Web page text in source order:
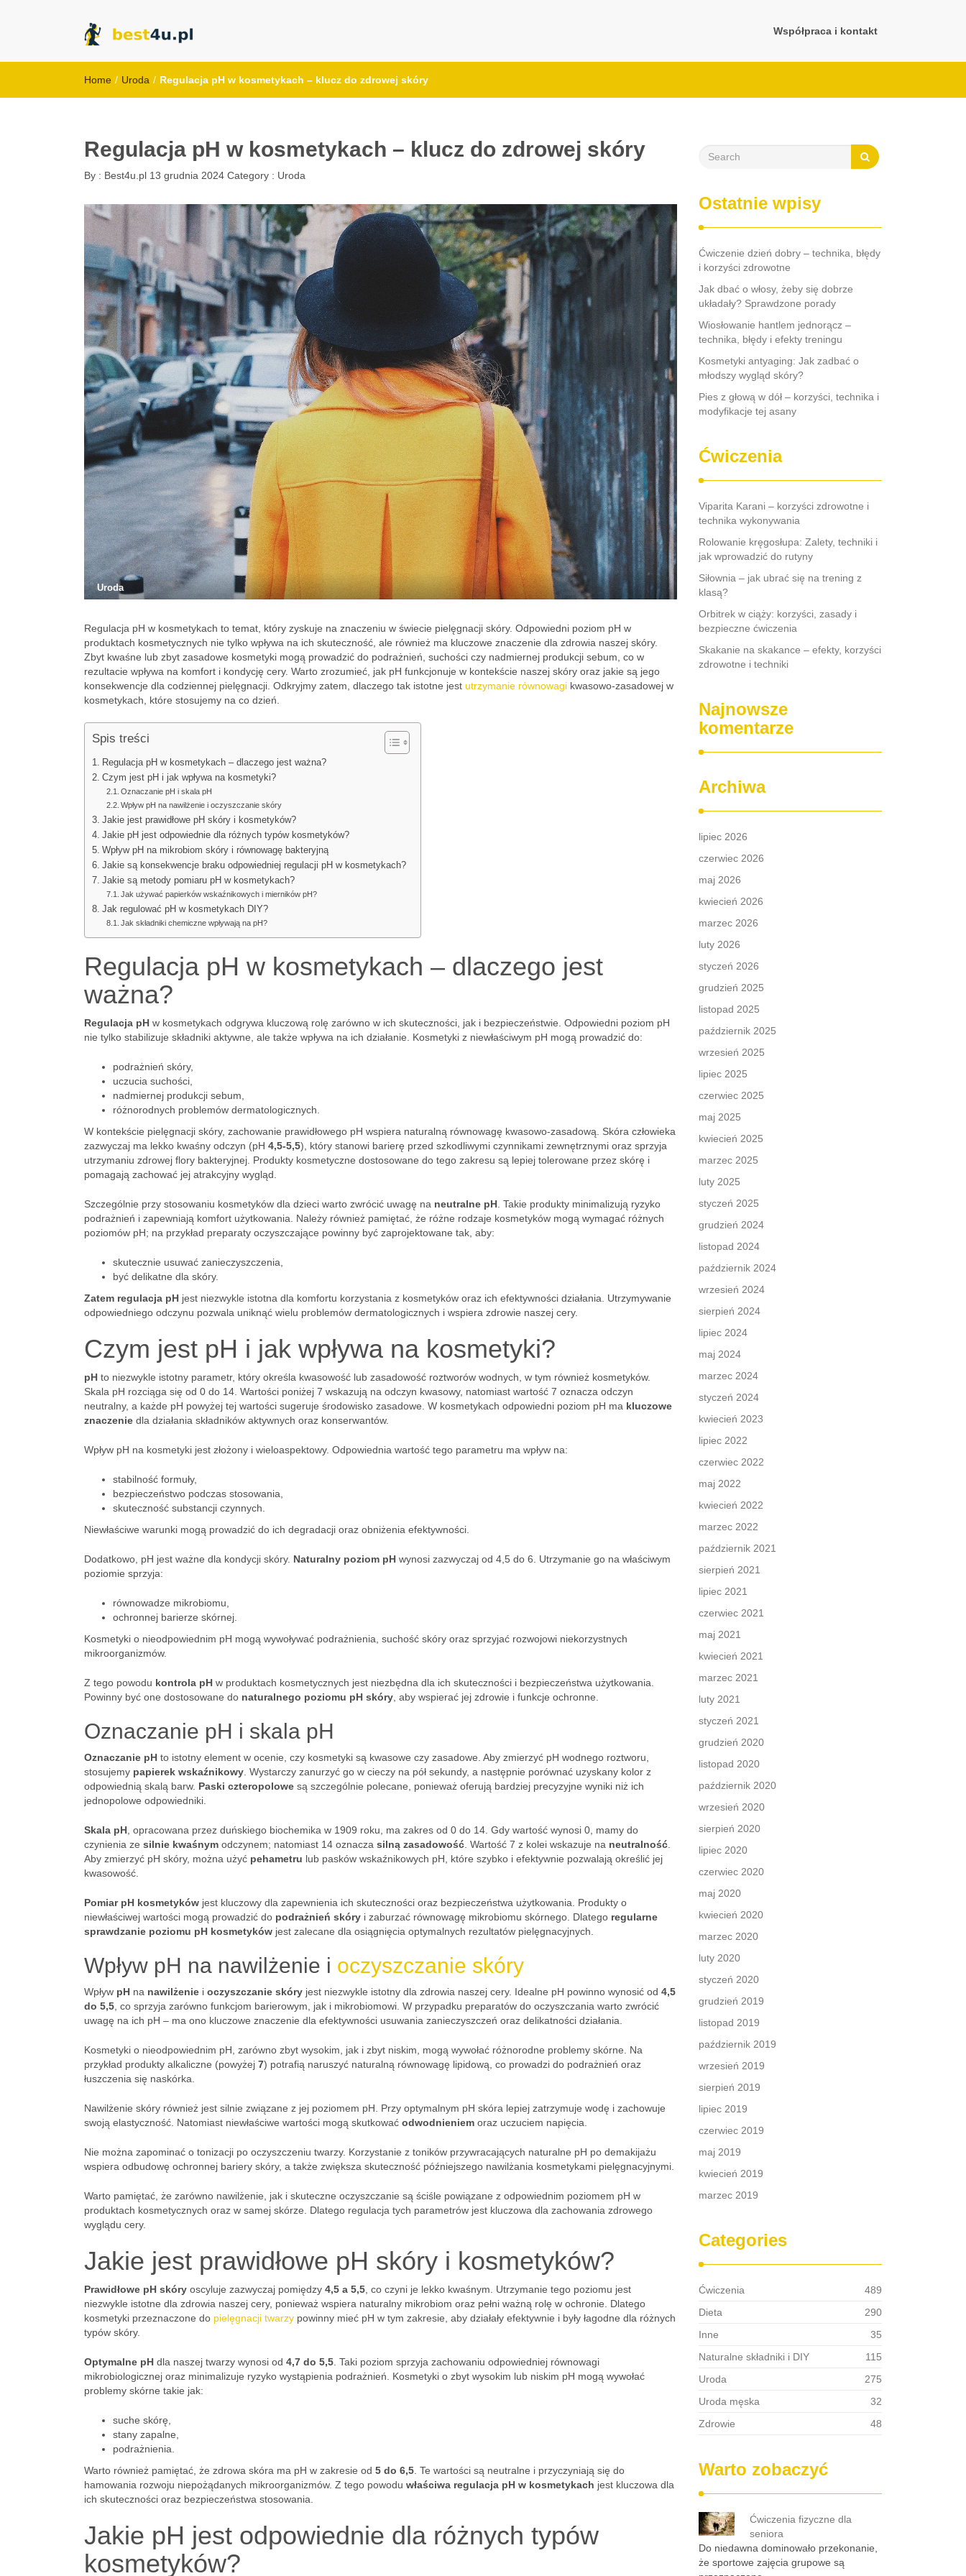
Współpraca i kontakt
Home / Uroda / Regulacja pH w kosmetykach – klucz do zdrowej skóry
Regulacja pH w kosmetykach – klucz do zdrowej skóry
By : Best4u.pl 13 grudnia 2024 Category : Uroda
Uroda
Regulacja pH w kosmetykach to temat, który zyskuje na znaczeniu w świecie pielęgnacji skóry. Odpowiedni poziom pH w
produktach kosmetycznych nie tylko wpływa na ich skuteczność, ale również ma kluczowe znaczenie dla zdrowia naszej skóry.
Zbyt kwaśne lub zbyt zasadowe kosmetyki mogą prowadzić do podrażnień, suchości czy nadmiernej produkcji sebum, co w
rezultacie wpływa na komfort i kondycję cery. Warto zrozumieć, jak pH funkcjonuje w kontekście naszej skóry oraz jakie są jego
konsekwencje dla codziennej pielęgnacji. Odkryjmy zatem, dlaczego tak istotne jest utrzymanie równowagi kwasowo-zasadowej w
kosmetykach, które stosujemy na co dzień.
Spis treści
Regulacja pH w kosmetykach – dlaczego jest ważna?
Czym jest pH i jak wpływa na kosmetyki?
Oznaczanie pH i skala pH
Wpływ pH na nawilżenie i oczyszczanie skóry
Jakie jest prawidłowe pH skóry i kosmetyków?
Jakie pH jest odpowiednie dla różnych typów kosmetyków?
Wpływ pH na mikrobiom skóry i równowagę bakteryjną
Jakie są konsekwencje braku odpowiedniej regulacji pH w kosmetykach?
Jakie są metody pomiaru pH w kosmetykach?
Jak używać papierków wskaźnikowych i mierników pH?
Jak regulować pH w kosmetykach DIY?
Jak składniki chemiczne wpływają na pH?
Regulacja pH w kosmetykach – dlaczego jest
ważna?
Regulacja pH w kosmetykach odgrywa kluczową rolę zarówno w ich skuteczności, jak i bezpieczeństwie. Odpowiedni poziom pH
nie tylko stabilizuje składniki aktywne, ale także wpływa na ich działanie. Kosmetyki z niewłaściwym pH mogą prowadzić do:
podrażnień skóry,
uczucia suchości,
nadmiernej produkcji sebum,
różnorodnych problemów dermatologicznych.
W kontekście pielęgnacji skóry, zachowanie prawidłowego pH wspiera naturalną równowagę kwasowo-zasadową. Skóra człowieka
zazwyczaj ma lekko kwaśny odczyn (pH 4,5-5,5), który stanowi barierę przed szkodliwymi czynnikami zewnętrznymi oraz sprzyja
utrzymaniu zdrowej flory bakteryjnej. Produkty kosmetyczne dostosowane do tego zakresu są lepiej tolerowane przez skórę i
pomagają zachować jej atrakcyjny wygląd.
Szczególnie przy stosowaniu kosmetyków dla dzieci warto zwrócić uwagę na neutralne pH . Takie produkty minimalizują ryzyko
podrażnień i zapewniają komfort użytkowania. Należy również pamiętać, że różne rodzaje kosmetyków mogą wymagać różnych
poziomów pH; na przykład preparaty oczyszczające powinny być zaprojektowane tak, aby:
skutecznie usuwać zanieczyszczenia,
być delikatne dla skóry.
Zatem regulacja pH jest niezwykle istotna dla komfortu korzystania z kosmetyków oraz ich efektywności działania. Utrzymywanie
odpowiedniego odczynu pozwala uniknąć wielu problemów dermatologicznych i wspiera zdrowie naszej cery.
Czym jest pH i jak wpływa na kosmetyki?
pH to niezwykle istotny parametr, który określa kwasowość lub zasadowość roztworów wodnych, w tym również kosmetyków.
Skala pH rozciąga się od 0 do 14. Wartości poniżej 7 wskazują na odczyn kwasowy, natomiast wartość 7 oznacza odczyn
neutralny, a każde pH powyżej tej wartości sugeruje środowisko zasadowe. W kosmetykach odpowiedni poziom pH ma kluczowe
znaczenie dla działania składników aktywnych oraz konserwantów.
Wpływ pH na kosmetyki jest złożony i wieloaspektowy. Odpowiednia wartość tego parametru ma wpływ na:
stabilność formuły,
bezpieczeństwo podczas stosowania,
skuteczność substancji czynnych.
Niewłaściwe warunki mogą prowadzić do ich degradacji oraz obniżenia efektywności.
Dodatkowo, pH jest ważne dla kondycji skóry. Naturalny poziom pH wynosi zazwyczaj od 4,5 do 6. Utrzymanie go na właściwym
poziomie sprzyja:
równowadze mikrobiomu,
ochronnej barierze skórnej.
Kosmetyki o nieodpowiednim pH mogą wywoływać podrażnienia, suchość skóry oraz sprzyjać rozwojowi niekorzystnych
mikroorganizmów.
Z tego powodu kontrola pH w produktach kosmetycznych jest niezbędna dla ich skuteczności i bezpieczeństwa użytkowania.
Powinny być one dostosowane do naturalnego poziomu pH skóry , aby wspierać jej zdrowie i funkcje ochronne.
Oznaczanie pH i skala pH
Oznaczanie pH to istotny element w ocenie, czy kosmetyki są kwasowe czy zasadowe. Aby zmierzyć pH wodnego roztworu,
stosujemy papierek wskaźnikowy . Wystarczy zanurzyć go w cieczy na pół sekundy, a następnie porównać uzyskany kolor z
odpowiednią skalą barw. Paski czteropolowe są szczególnie polecane, ponieważ oferują bardziej precyzyjne wyniki niż ich
jednopolowe odpowiedniki.
Skala pH , opracowana przez duńskiego biochemika w 1909 roku, ma zakres od 0 do 14. Gdy wartość wynosi 0, mamy do
czynienia ze silnie kwaśnym odczynem; natomiast 14 oznacza silną zasadowość . Wartość 7 z kolei wskazuje na neutralność
Aby zmierzyć pH skóry, można użyć pehametru lub pasków wskaźnikowych pH, które szybko i efektywnie pozwalają określić jej
kwasowość.
Pomiar pH kosmetyków jest kluczowy dla zapewnienia ich skuteczności oraz bezpieczeństwa użytkowania. Produkty o
niewłaściwej wartości mogą prowadzić do podrażnień skóry i zaburzać równowagę mikrobiomu skórnego. Dlatego regularne
sprawdzanie poziomu pH kosmetyków jest zalecane dla osiągnięcia optymalnych rezultatów pielęgnacyjnych.
Wpływ pH na nawilżenie i oczyszczanie skóry
Wpływ pH na nawilżenie i oczyszczanie skóry jest niezwykle istotny dla zdrowia naszej cery. Idealne pH powinno wynosić od 4,5
do 5,5 , co sprzyja zarówno funkcjom barierowym, jak i mikrobiomowi. W przypadku preparatów do oczyszczania warto zwrócić
uwagę na ich pH – ma ono kluczowe znaczenie dla efektywności usuwania zanieczyszczeń oraz delikatności działania.
Kosmetyki o nieodpowiednim pH, zarówno zbyt wysokim, jak i zbyt niskim, mogą wywołać różnorodne problemy skórne. Na
przykład produkty alkaliczne (powyżej 7) potrafią naruszyć naturalną równowagę lipidową, co prowadzi do podrażnień oraz
łuszczenia się naskórka.
Nawilżenie skóry również jest silnie związane z jej poziomem pH. Przy optymalnym pH skóra lepiej zatrzymuje wodę i zachowuje
swoją elastyczność. Natomiast niewłaściwe wartości mogą skutkować odwodnieniem oraz uczuciem napięcia.
Nie można zapominać o tonizacji po oczyszczeniu twarzy. Korzystanie z toników przywracających naturalne pH po demakijażu
wspiera odbudowę ochronnej bariery skóry, a także zwiększa skuteczność późniejszego nawilżania kosmetykami pielęgnacyjnymi.
Warto pamiętać, że zarówno nawilżenie, jak i skuteczne oczyszczanie są ściśle powiązane z odpowiednim poziomem pH w
produktach kosmetycznych oraz w samej skórze. Dlatego regulacja tych parametrów jest kluczowa dla zachowania zdrowego
wyglądu cery.
Jakie jest prawidłowe pH skóry i kosmetyków?
Prawidłowe pH skóry oscyluje zazwyczaj pomiędzy 4,5 a 5,5 , co czyni je lekko kwaśnym. Utrzymanie tego poziomu jest
niezwykle istotne dla zdrowia naszej cery, ponieważ wspiera naturalny mikrobiom oraz pełni ważną rolę w ochronie. Dlatego
kosmetyki przeznaczone do pielęgnacji twarzy powinny mieć pH w tym zakresie, aby działały efektywnie i były łagodne dla różnych
typów skóry.
Optymalne pH dla naszej twarzy wynosi od 4,7 do 5,5 . Taki poziom sprzyja zachowaniu odpowiedniej równowagi
mikrobiologicznej oraz minimalizuje ryzyko wystąpienia podrażnień. Kosmetyki o zbyt wysokim lub niskim pH mogą wywołać
problemy skórne takie jak:
suche skórę,
stany zapalne,
podrażnienia.
Warto również pamiętać, że zdrowa skóra ma pH w zakresie od 5 do 6,5 . Te wartości są neutralne i przyczyniają się do
hamowania rozwoju niepożądanych mikroorganizmów. Z tego powodu właściwa regulacja pH w kosmetykach jest kluczowa dla
ich skuteczności oraz bezpieczeństwa stosowania.
Jakie pH jest odpowiednie dla różnych typów
kosmetyków?
Ostatnie wpisy
Ćwiczenie dzień dobry – technika, błędy
i korzyści zdrowotne
Jak dbać o włosy, żeby się dobrze
układały? Sprawdzone porady
Wiosłowanie hantlem jednorącz –
technika, błędy i efekty treningu
Kosmetyki antyaging: Jak zadbać o
młodszy wygląd skóry?
Pies z głową w dół – korzyści, technika i
modyfikacje tej asany
Ćwiczenia
Viparita Karani – korzyści zdrowotne i
technika wykonywania
Rolowanie kręgosłupa: Zalety, techniki i
jak wprowadzić do rutyny
Siłownia – jak ubrać się na trening z
klasą?
Orbitrek w ciąży: korzyści, zasady i
bezpieczne ćwiczenia
Skakanie na skakance – efekty, korzyści
zdrowotne i techniki
Najnowsze
komentarze
Archiwa
lipiec 2026
czerwiec 2026
maj 2026
kwiecień 2026
marzec 2026
luty 2026
styczeń 2026
grudzień 2025
listopad 2025
październik 2025
wrzesień 2025
lipiec 2025
czerwiec 2025
maj 2025
kwiecień 2025
marzec 2025
luty 2025
styczeń 2025
grudzień 2024
listopad 2024
październik 2024
wrzesień 2024
sierpień 2024
lipiec 2024
maj 2024
marzec 2024
styczeń 2024
kwiecień 2023
lipiec 2022
czerwiec 2022
maj 2022
kwiecień 2022
marzec 2022
październik 2021
sierpień 2021
lipiec 2021
czerwiec 2021
maj 2021
kwiecień 2021
marzec 2021
luty 2021
styczeń 2021
grudzień 2020
listopad 2020
październik 2020
wrzesień 2020
sierpień 2020
lipiec 2020
czerwiec 2020
maj 2020
kwiecień 2020
marzec 2020
luty 2020
styczeń 2020
grudzień 2019
listopad 2019
październik 2019
wrzesień 2019
sierpień 2019
lipiec 2019
czerwiec 2019
maj 2019
kwiecień 2019
marzec 2019
Categories
Ćwiczenia
489
Dieta
290
Inne
35
Naturalne składniki i DIY
115
Uroda
275
Uroda męska
32
Zdrowie
48
Warto zobaczyć
Ćwiczenia fizyczne dla
seniora
Do niedawna dominowało przekonanie,
że sportowe zajęcia grupowe są